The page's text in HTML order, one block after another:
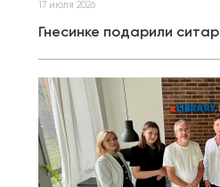
17 июля 2026
Гнесинке подарили ситар